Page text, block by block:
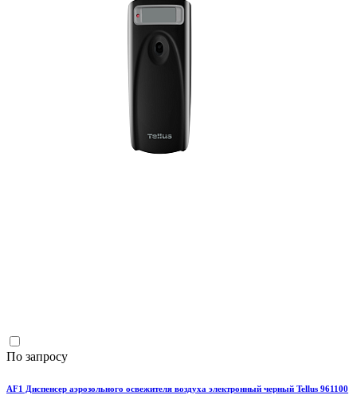
По запросу
AF1 Диспенсер аэрозольного освежителя воздуха электронный черный Tellus 961100